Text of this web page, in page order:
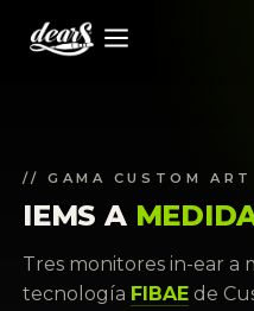
// GAMA CUSTOM ART
IEMS A
Tres monitores in-ear a
tecnología FIBAE de